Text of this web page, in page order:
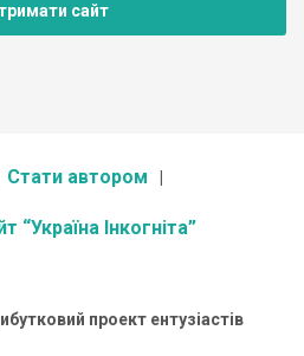
сайт
Стати автором
“Україна Інкогніта”
проект ентузіастів